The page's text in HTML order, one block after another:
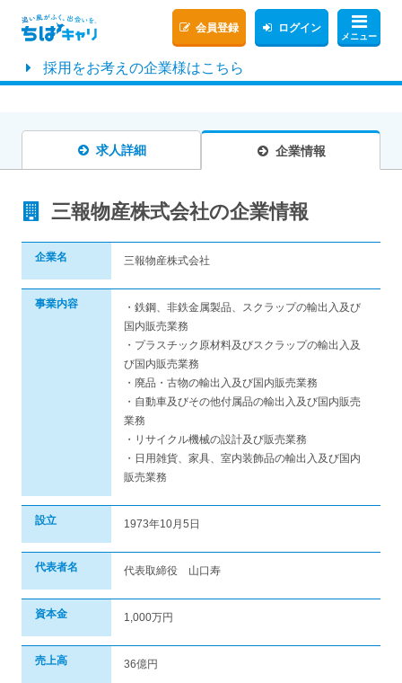
メニュー
会員登録 ログイン
採用をお考えの企業様はこちら
求人詳細 企業情報
三報物産株式会社の企業情報
企業名 三報物産株式会社
事業内容
・鉄鋼、非鉄金属製品、スクラップの輸出入及び
国内販売業務
・プラスチック原材料及びスクラップの輸出入及
び国内販売業務
・廃品・古物の輸出入及び国内販売業務
・自動車及びその他付属品の輸出入及び国内販売
業務
・リサイクル機械の設計及び販売業務
・日用雑貨、家具、室内装飾品の輸出入及び国内
販売業務
設立 1973年10月5日
代表者名 代表取締役 山口寿
資本金 1,000万円
売上高 36億円